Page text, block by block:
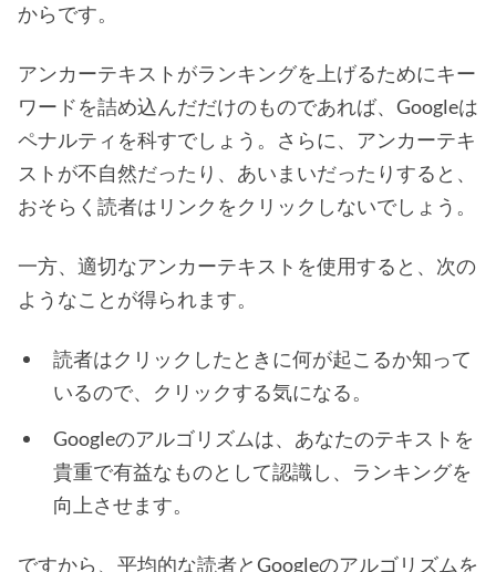
からです。
アンカーテキストがランキングを上げるためにキー
ワードを詰め込んだだけのものであれば、Googleは
ペナルティを科すでしょう。さらに、アンカーテキ
ストが不自然だったり、あいまいだったりすると、
おそらく読者はリンクをクリックしないでしょう。
一方、適切なアンカーテキストを使用すると、次の
ようなことが得られます。
読者はクリックしたときに何が起こるか知って
いるので、クリックする気になる。
Googleのアルゴリズムは、あなたのテキストを
貴重で有益なものとして認識し、ランキングを
向上させます。
ですから、平均的な読者とGoogleのアルゴリズムを